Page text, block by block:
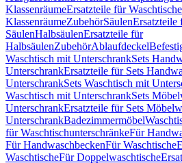
KlassenräumeErsatzteile für
KlassenräumeZubehörSäulenErsatzteile
SäulenHalbsäulenErsatzteile für
HalbsäulenZubehörAblaufdeckel
Waschtisch mit UnterschrankSets
UnterschrankErsatzteile für Sets
UnterschrankSets Waschtisch mit
Waschtisch mit UnterschrankSets
UnterschrankErsatzteile für Sets
UnterschrankBadezimmermöbel
für WaschtischunterschränkeFür
Für HandwaschbeckenFür Waschtische
WaschtischeFür Doppelwaschtische